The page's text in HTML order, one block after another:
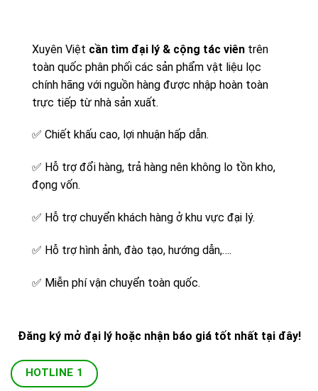
Xuyên Việt cần tìm đại lý & cộng tác viên trên
toàn quốc phân phối các sản phẩm vật liệu lọc
chính hãng với nguồn hàng được nhập hoàn toàn
trực tiếp từ nhà sản xuất.
✅ Chiết khấu cao, lợi nhuận hấp dẫn.
✅ Hỗ trợ đổi hàng, trả hàng nên không lo tồn kho,
đọng vốn.
✅ Hỗ trợ chuyển khách hàng ở khu vực đại lý.
✅ Hỗ trợ hình ảnh, đào tạo, hướng dẫn,….
✅ Miễn phí vận chuyển toàn quốc.
Đăng ký mở đại lý hoặc nhận báo giá tốt nhất tại đây!
HOTLINE 1